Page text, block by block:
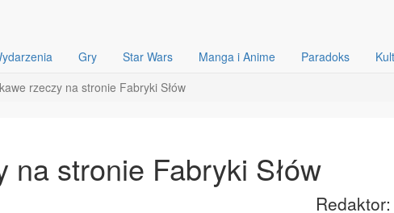
Gry Star Wars Manga i Anime Paradoks
rzeczy na stronie Fabryki Słów
na stronie Fabryki Słów